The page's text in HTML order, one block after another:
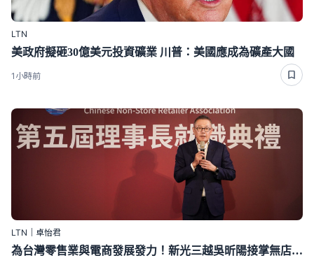
LTN
美政府擬砸30億美元投資礦業 川普：美國應成為礦產大國
1小時前
LTN｜卓怡君
為台灣零售業與電商發展發力！新光三越吳昕陽接掌無店面公會第五屆理事長